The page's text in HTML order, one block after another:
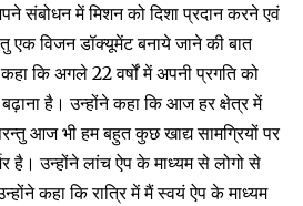
संबोधन में मिशन को दिशा प्रदान करने एवं
एक विजन डॉक्यूमेंट बनाये जाने की बात
कि अगले 22 वर्षों में अपनी प्रगति को
है। उन्होंने कहा कि आज हर क्षेत्र में
आज भी हम बहुत कुछ खाद्य सामग्रियों पर
है। उन्होंने लांच ऐप के माध्यम से लोगो से
कहा कि रात्रि में मैं स्वयं ऐप के माध्यम